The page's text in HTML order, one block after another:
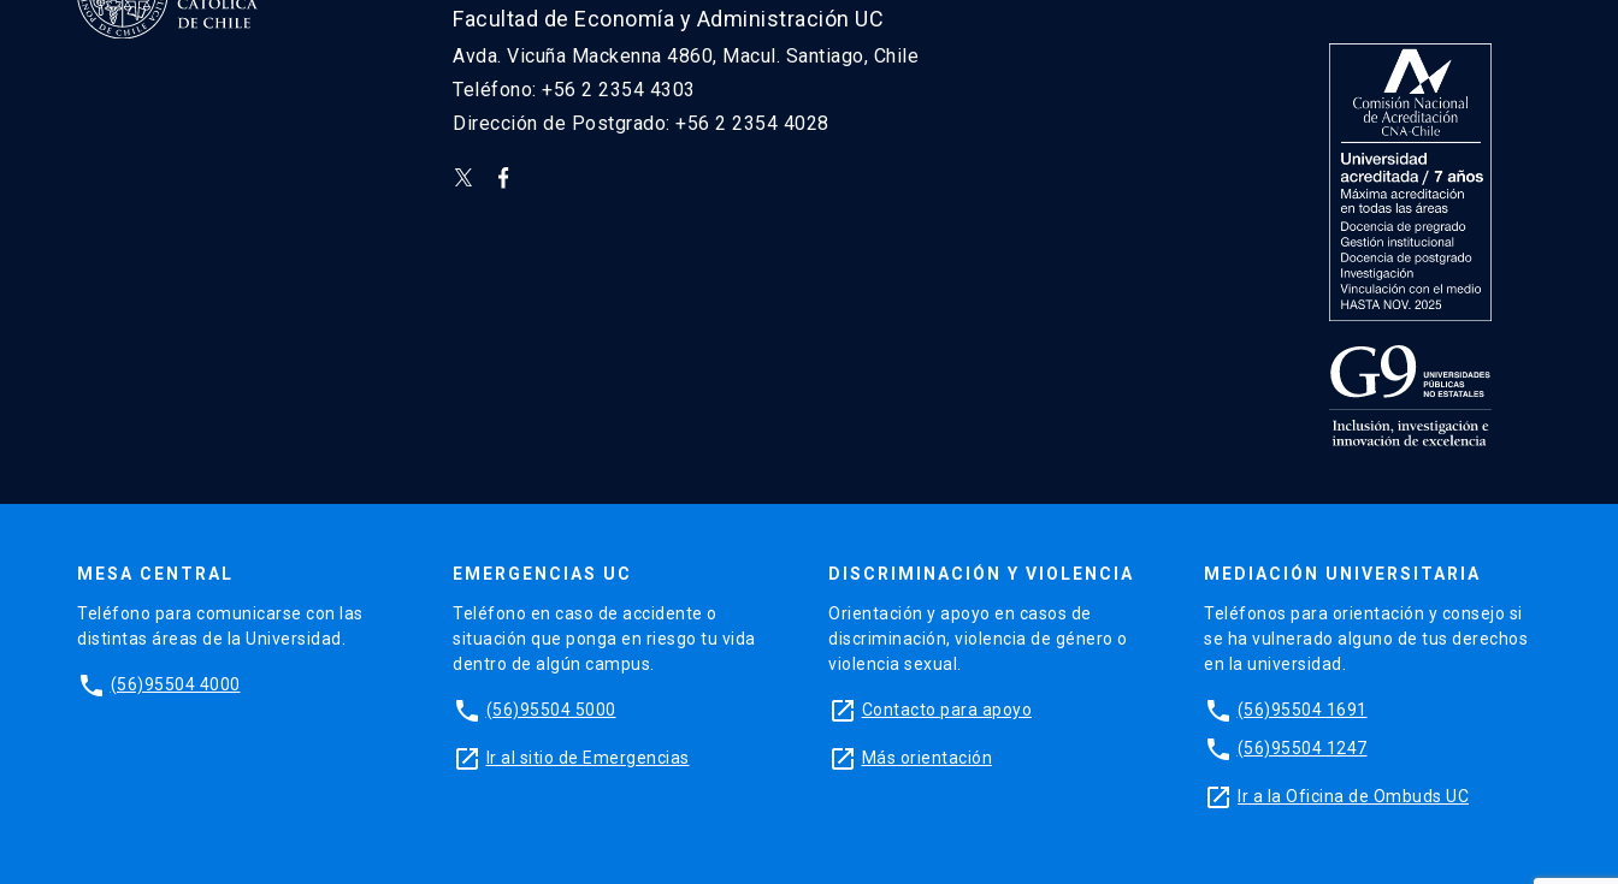
Facultad de Economía y Administración UC
Avda. Vicuña Mackenna 4860, Macul. Santiago, Chile
Teléfono: +56 2 2354 4303
Dirección de Postgrado: +56 2 2354 4028
MESA CENTRAL
Teléfono para comunicarse con las
distintas áreas de la Universidad.
phone (56)95504 4000
EMERGENCIAS UC
Teléfono en caso de accidente o
situación que ponga en riesgo tu vida
dentro de algún campus.
phone (56)95504 5000
launch Ir al sitio de Emergencias
DISCRIMINACIÓN Y VIOLENCIA
Orientación y apoyo en casos de
discriminación, violencia de género o
violencia sexual.
launch Contacto para apoyo
launch Más orientación
MEDIACIÓN UNIVERSITARIA
Teléfonos para orientación y consejo si
se ha vulnerado alguno de tus derechos
en la universidad.
phone (56)95504 1691
phone (56)95504 1247
launch Ir a la Oficina de Ombuds UC